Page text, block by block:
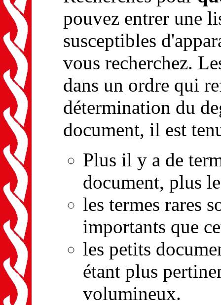
pouvez entrer une
susceptibles
vous recherchez.
dans un ordre qui
détermination du
document, il est
Plus il y a de
document, plus
les termes rares
importants que
les petits
étant plus
volumineux.